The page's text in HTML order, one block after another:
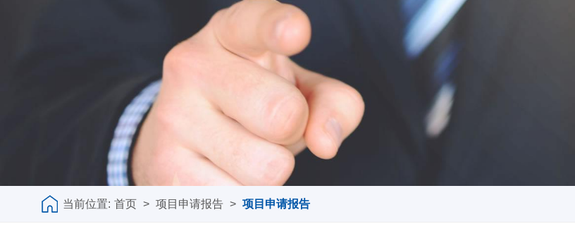
当前位置: 首页 > 项目申请报告 > 项目申请报告